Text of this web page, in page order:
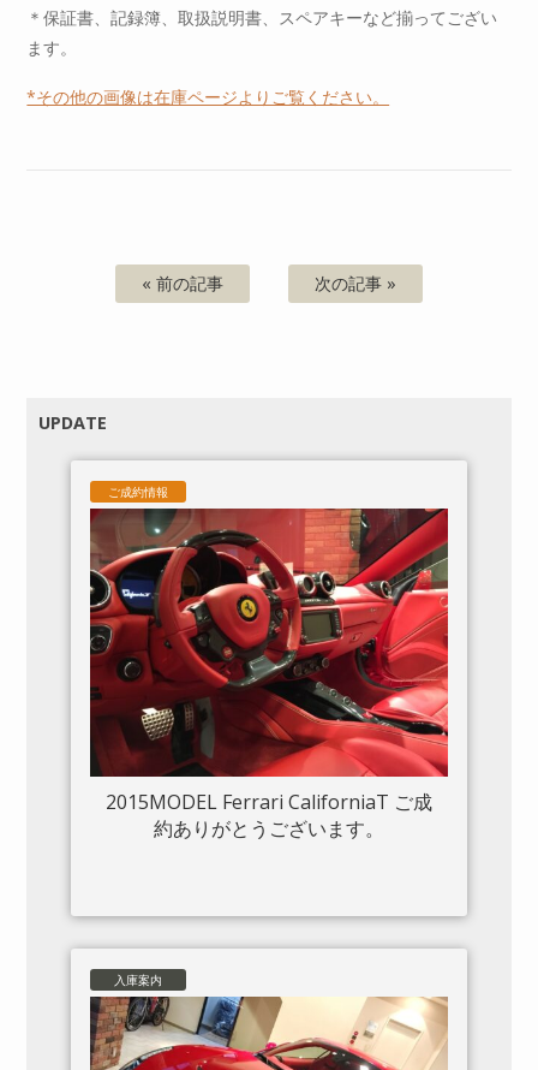
＊保証書、記録簿、取扱説明書、スペアキーなど揃ってござい
ます。
*その他の画像は在庫ページよりご覧ください。
« 前の記事 次の記事 »
UPDATE
ご成約情報
2015MODEL Ferrari CaliforniaT ご成
約ありがとうございます。
入庫案内